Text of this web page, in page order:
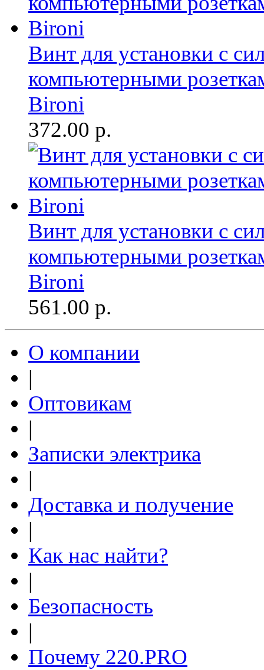
Винт для установки с
компьютерными
Bironi
372.00 р.
Винт для установки с
компьютерными
Bironi
561.00 р.
О компании
|
Оптовикам
|
Записки электрика
|
Доставка и получение
|
Как нас найти?
|
Безопасность
|
Почему 220.PRO